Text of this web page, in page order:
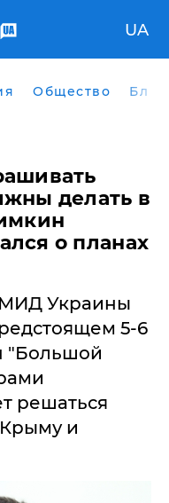
UA
Общество
делать в
о планах
Украины
5-6
"Большой
решаться
и